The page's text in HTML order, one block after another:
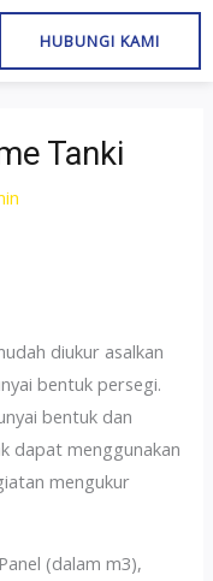
HUBUNGI KAMI
Tanki
diukur asalkan
bentuk persegi.
bentuk dan
dapat menggunakan
mengukur
(dalam m3),